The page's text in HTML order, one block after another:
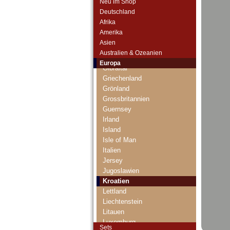
Deutschland
Afrika
Amerika
Asien
Australien & Ozeanien
Europa
Frankreich
Gibraltar
Griechenland
Grönland
Grossbritannien
Guernsey
Irland
Island
Isle of Man
Italien
Jersey
Jugoslawien
Kroatien
Lettland
Liechtenstein
Litauen
Luxemburg
Sets